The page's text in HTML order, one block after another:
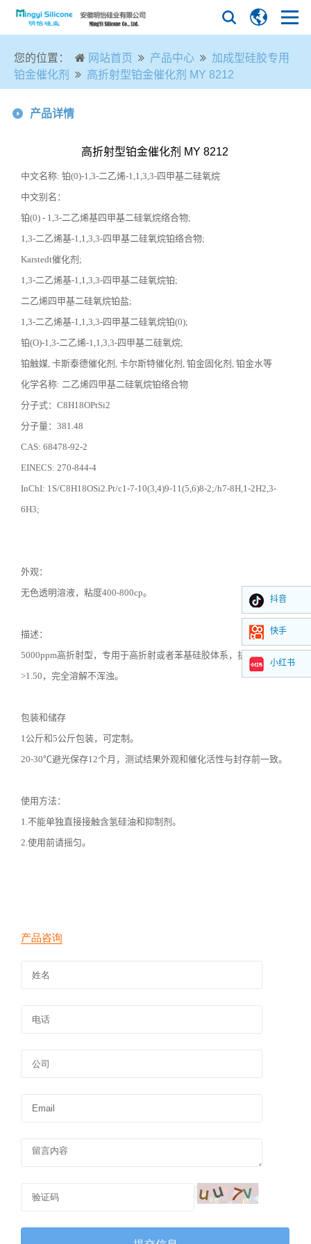
您的位置： 网站首页 产品中心
加成型硅胶专用
铂金催化剂
高折射型铂金催化剂 MY 8212
产品详情
高折射型铂金催化剂 MY 8212
中文名称: 铂(0)-1,3-二乙烯-1,1,3,3-四甲基二硅氧烷
中文别名：
铂(0) - 1,3-二乙烯基四甲基二硅氧烷络合物;
1,3-二乙烯基-1,1,3,3-四甲基二硅氧烷铂络合物;
Karstedt催化剂 ;
1,3-二乙烯基-1,1,3,3-四甲基二硅氧烷铂;
二乙烯四甲基二硅氧烷铂盐;
1,3-二乙烯基-1,1,3,3-四甲基二硅氧烷铂(0);
铂(O)-1,3-二乙烯-1,1,3,3-四甲基二硅氧烷;
铂触媒, 卡斯泰德催化剂 , 卡尔斯特催化剂 , 铂金固化剂 , 铂金水等
化学名称: 二乙烯四甲基二硅氧烷铂络合物
分子式： C8H18OPtSi2
分子量： 381.48
CAS: 68478-92-2
EINECS: 270-844-4
InChI: 1S/C8H18OSi2.Pt/c1-7-10(3,4)9-11(5,6)8-2;/h7-8H,1-2H2,3-
6H3;
外观：
无色透明溶液，粘度400-800cp。
描述：
5000ppm高折射型，专用于高折射或者苯基硅胶体系，折光率
>1.50 ，完全溶解不浑浊。
包装和储存
1公斤和5公斤包装，可定制。
20-30℃避光保存12个月，测试结果外观和催化活性与封存前一致。
使用方法：
1.不能单独直接接触含氢硅油和抑制剂。
2.使用前请摇匀。
抖音
快手
小红书